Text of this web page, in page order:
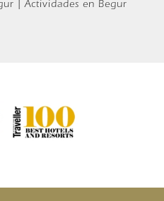
| Actividades en Begur